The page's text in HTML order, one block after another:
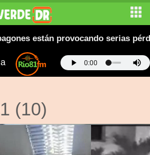
están provocando serias
(10)